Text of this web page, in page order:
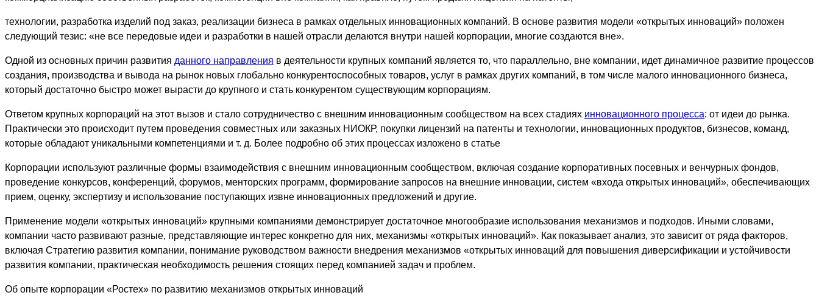
технологии, разработка изделий под заказ, реализации бизнеса в рамках отдельных инновационных компаний. В основе развития модели «открытых инноваций» положен
следующий тезис: «не все передовые идеи и разработки в нашей отрасли делаются внутри нашей корпорации, многие создаются вне».
Одной из основных причин развития данного направления в деятельности крупных компаний является то, что параллельно, вне компании, идет динамичное развитие процессов
создания, производства и вывода на рынок новых глобально конкурентоспособных товаров, услуг в рамках других компаний, в том числе малого инновационного бизнеса,
который достаточно быстро может вырасти до крупного и стать конкурентом существующим корпорациям.
Ответом крупных корпораций на этот вызов и стало сотрудничество с внешним инновационным сообществом на всех стадиях инновационного процесса: от идеи до рынка.
Практически это происходит путем проведения совместных или заказных НИОКР, покупки лицензий на патенты и технологии, инновационных продуктов, бизнесов, команд,
которые обладают уникальными компетенциями и т. д. Более подробно об этих процессах изложено в статье
Корпорации используют различные формы взаимодействия с внешним инновационным сообществом, включая создание корпоративных посевных и венчурных фондов,
проведение конкурсов, конференций, форумов, менторских программ, формирование запросов на внешние инновации, систем «входа открытых инноваций», обеспечивающих
прием, оценку, экспертизу и использование поступающих извне инновационных предложений и другие.
Применение модели «открытых инноваций» крупными компаниями демонстрирует достаточное многообразие использования механизмов и подходов. Иными словами,
компании часто развивают разные, представляющие интерес конкретно для них, механизмы «открытых инноваций». Как показывает анализ, это зависит от ряда факторов,
включая Стратегию развития компании, понимание руководством важности внедрения механизмов «открытых инноваций для повышения диверсификации и устойчивости
развития компании, практическая необходимость решения стоящих перед компанией задач и проблем.
Об опыте корпорации «Ростех» по развитию механизмов открытых инноваций